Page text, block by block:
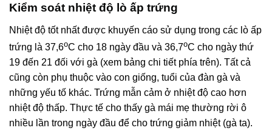
Kiểm soát nhiệt độ lò ấp trứng
Nhiệt độ tốt nhất được khuyến cáo sử dụng trong các lò ấp
trứng là 37,6oC cho 18 ngày đầu và 36,7oC cho ngày thứ
19 đến 21 đối với gà (xem bảng chi tiết phía trên). Tất cả
cũng còn phụ thuộc vào con giống, tuổi của đàn gà và
những yếu tố khác. Trứng mẫn cảm ở nhiệt độ cao hơn
nhiệt độ thấp. Thực tế cho thấy gà mái mẹ thường rời ô
nhiều lần trong ngày đầu để cho trứng giảm nhiệt (gà ta).